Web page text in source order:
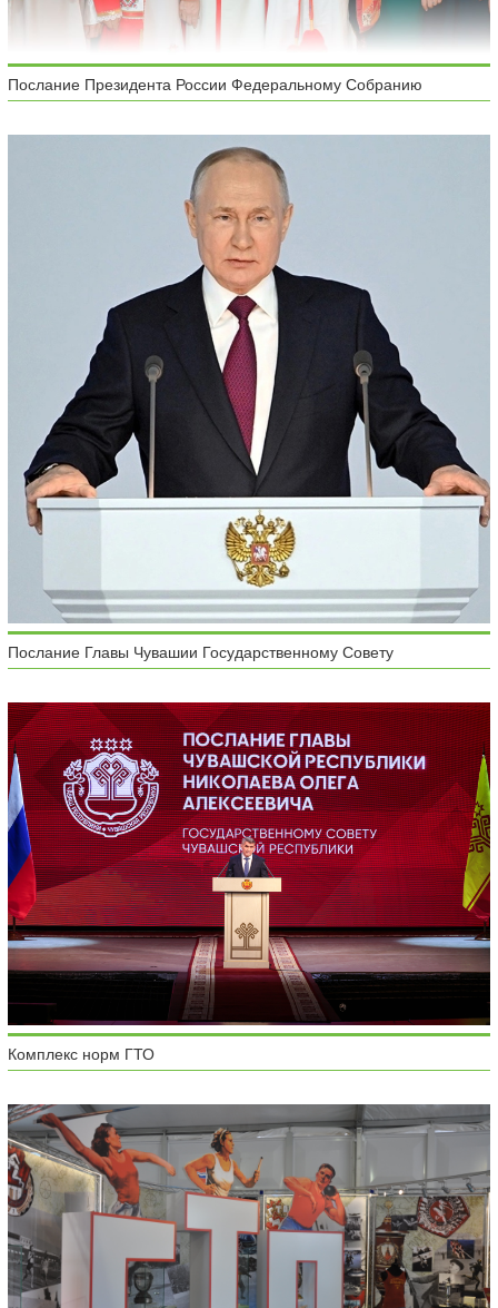
Послание Президента России Федеральному Собранию
Послание Главы Чувашии Государственному Совету
Комплекс норм ГТО